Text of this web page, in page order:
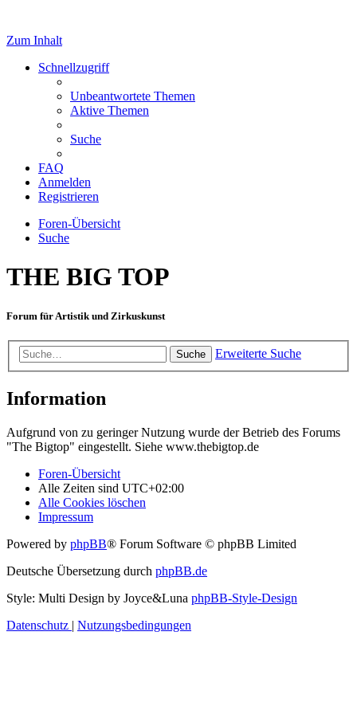
Zum Inhalt
Schnellzugriff
Unbeantwortete Themen
Aktive Themen
Suche
FAQ
Anmelden
Registrieren
Foren-Übersicht
Suche
THE BIG TOP
Forum für Artistik und Zirkuskunst
Suche Erweiterte Suche
Information
Aufgrund von zu geringer Nutzung wurde der Betrieb des Forums
"The Bigtop" eingestellt. Siehe www.thebigtop.de
Foren-Übersicht
Alle Zeiten sind UTC+02:00
Alle Cookies löschen
Impressum
Powered by phpBB® Forum Software © phpBB Limited
Deutsche Übersetzung durch phpBB.de
Style: Multi Design by Joyce&Luna phpBB-Style-Design
Datenschutz | Nutzungsbedingungen